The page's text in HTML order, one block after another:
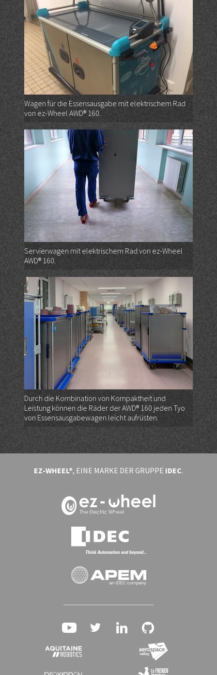
Wagen für die Essensausgabe mit elektrischem Rad
von ez-Wheel AWD® 160.
Servierwagen mit elektrischem Rad von ez-Wheel
AWD® 160.
Durch die Kombination von Kompaktheit und
Leistung können die Räder der AWD® 160 jeden Tyo
von Essensausgabewagen leicht aufrüsten.
EZ-WHEEL®, EINE MARKE DER GRUPPE IDEC.